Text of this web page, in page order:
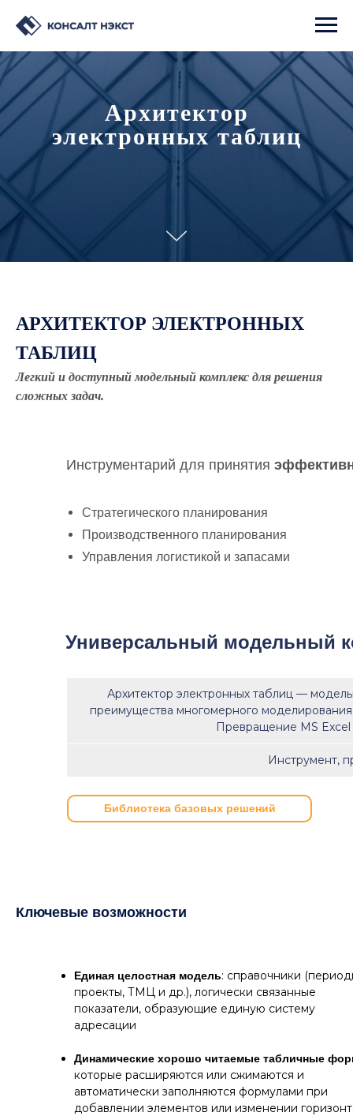
Архитектор
электронных таблиц
АРХИТЕКТОР ЭЛЕКТРОННЫХ
ТАБЛИЦ
Легкий и доступный модельный комплекс для решения
сложных задач.
Стратегического планирования
Производственного планирования
Управления логистикой и запасами
Инструментарий для принятия
Универсальный модельный
Архитектор электронных таблиц —
преимущества многомерного
Превращение MS Excel
Инструмент,
Библиотека базовых решений
Ключевые возможности
Единая целостная модель: справочники
проекты, ТМЦ и др.), логически связанные
показатели, образующие единую систему
адресации
Динамические хорошо читаемые табличные
которые расширяются или сжимаются и
автоматически заполняются формулами при
добавлении элементов или изменении